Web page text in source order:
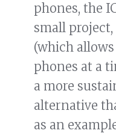
phones, the
small
(which
phones at a
a more
alternative
as an